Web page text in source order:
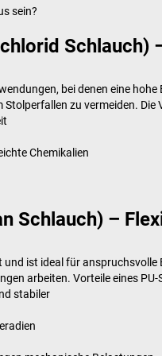
sein?
bei denen eine
zu vermeiden. Die
Chemikalien
Schlauch) –
und ist ideal für
arbeiten. Vorteile eines PU-
stabiler